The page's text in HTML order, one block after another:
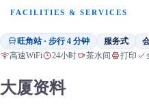
FACILITIES & SERVICES
旺角站 · 步行 4 分钟 服务式
高速WiFi 24小时 茶水间 打印
大厦资料